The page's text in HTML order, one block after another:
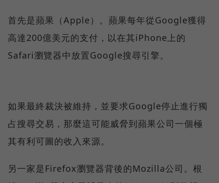
首先是蘋果（Apple）。蘋果每年從Google獲得
高達200億美元的支付，以在其iPhone上的
Safari瀏覽器中放置Google搜尋引擎。
如果最終裁決被維持，並要求Google停止進行獨
占搜尋交易，那麼這可能威脅到蘋果公司一個極
其有利可圖的收入來源。
另一家是Firefox瀏覽器背後的Mozilla公司。根